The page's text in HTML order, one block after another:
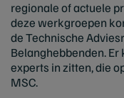
regionale of actuele
deze werkgroepen
de Technische
Belanghebbenden.
experts in zitten, die
MSC.